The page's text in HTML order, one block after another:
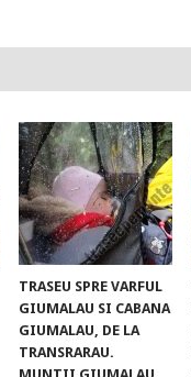
TRASEU SPRE VARFUL
GIUMALAU SI CABANA
GIUMALAU, DE LA
TRANSRARAU.